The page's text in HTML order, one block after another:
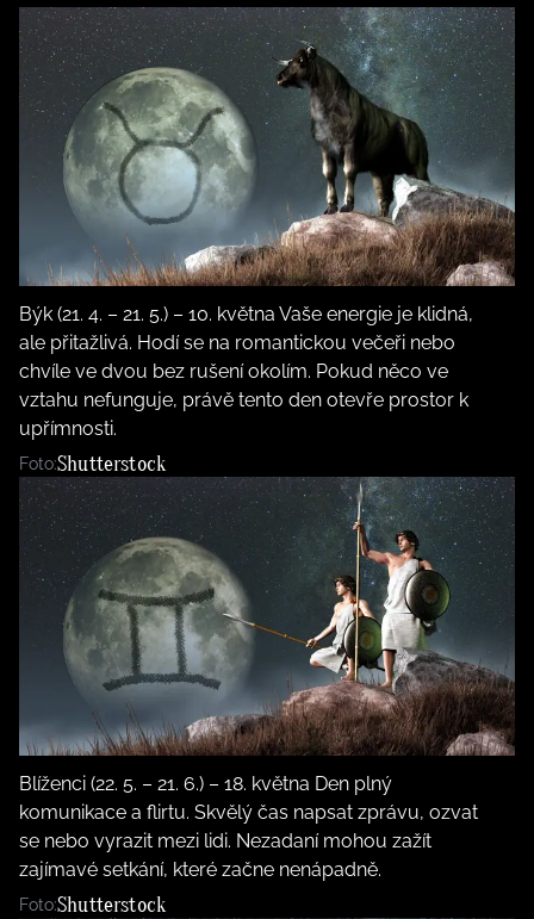
Býk (21. 4. – 21. 5.) – 10. května Vaše energie je klidná,
ale přitažlivá. Hodí se na romantickou večeři nebo
chvíle ve dvou bez rušení okolím. Pokud něco ve
vztahu nefunguje, právě tento den otevře prostor k
upřímnosti.
Foto:Shutterstock
Blíženci (22. 5. – 21. 6.) – 18. května Den plný
komunikace a flirtu. Skvělý čas napsat zprávu, ozvat
se nebo vyrazit mezi lidi. Nezadaní mohou zažít
zajímavé setkání, které začne nenápadně.
Foto:Shutterstock